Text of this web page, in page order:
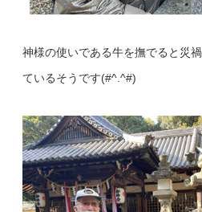
神様の使いである牛を撫でると災
ているそうです(#^.^#)